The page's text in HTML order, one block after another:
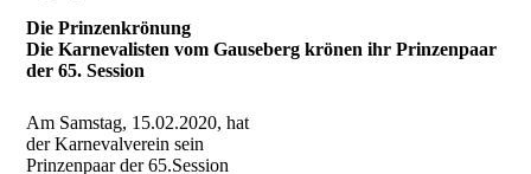
Die Prinzenkrönung
Die Karnevalisten vom Gauseberg krönen ihr Prinzenpaar
der 65. Session
Am Samstag, 15.02.2020, hat
der Karnevalverein sein
Prinzenpaar der 65.Session